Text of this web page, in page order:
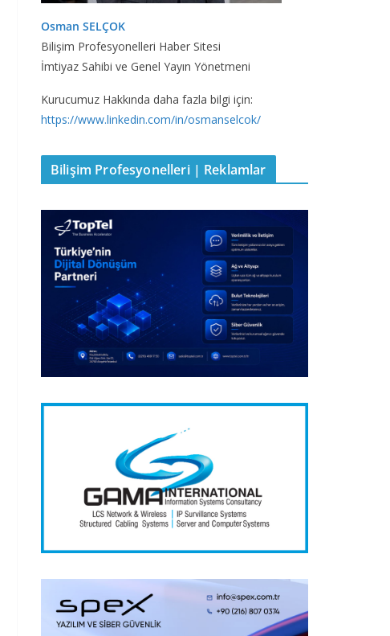
Osman SELÇOK
Bilişim Profesyonelleri Haber Sitesi
İmtiyaz Sahibi ve Genel Yayın Yönetmeni
Kurucumuz Hakkında daha fazla bilgi için:
https://www.linkedin.com/in/osmanselcok/
Bilişim Profesyonelleri | Reklamlar